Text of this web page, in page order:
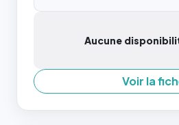
Aucune
Voir la